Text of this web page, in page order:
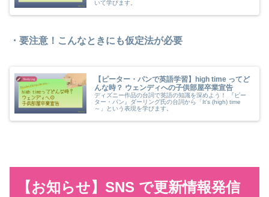
いて学びます。
・要注意！こんなときにも仮定法が必要
【ピーター・パンで英語学習】high time ってど
んな時？ ウェンディへの子供部屋卒業宣告
ディズニー作品の台詞で英語の知識を深めよう！ 『ピー
ター・パン』ダーリング氏の台詞から「It's (high) time
～」という表現を学びます。
【お知らせ】SNS で更新情報発信